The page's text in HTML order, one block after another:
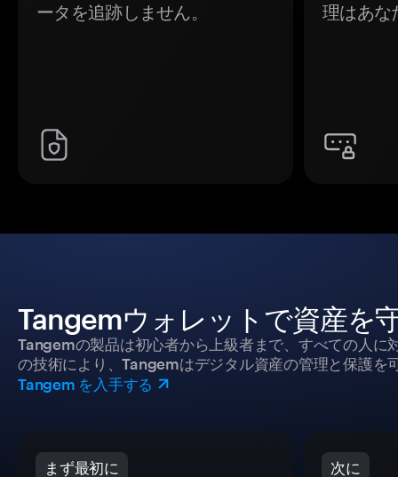
ータを追跡しません。
理はあな
Tangemウォレットで資産を
Tangemの製品は初心者から上級者まで、すべての人に
の技術により、Tangemはデジタル資産の管理と保護を
Tangem を入手する
まず最初に 次に